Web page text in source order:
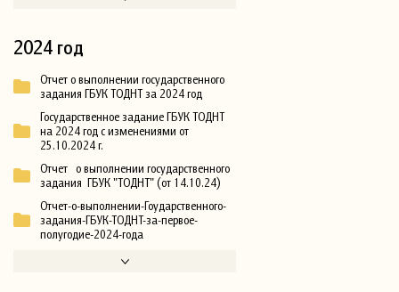
2024 год
Отчет о выполнении государственного
задания ГБУК ТОДНТ за 2024 год
Государственное задание ГБУК ТОДНТ
на 2024 год с изменениями от
25.10.2024 г.
Отчет о выполнении государственного
задания ГБУК "ТОДНТ" (от 14.10.24)
Отчет-о-выполнении-Гоударственного-
задания-ГБУК-ТОДНТ-за-первое-
полугодие-2024-года